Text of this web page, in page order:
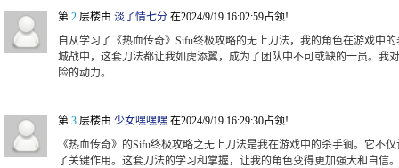
第 2 层楼由 淡了情七分 在2024/9/19 16:02:59占领!
自从学习了《热血传奇》Sifu终极攻略的无上刀法，我的角色在游戏中
城战中，这套刀法都让我如虎添翼，成为了团队中不可或缺的一员。我
险的动力。
第 3 层楼由 少女嘿嘿嘿 在2024/9/19 16:29:30占领!
《热血传奇》的Sifu终极攻略之无上刀法是我在游戏中的杀手锏。它不
了关键作用。这套刀法的学习和掌握，让我的角色变得更加强大和自信。